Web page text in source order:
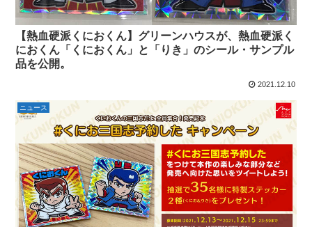
【熱血硬派くにおくん】グリーンハウスが、熱血硬派く
におくん「くにおくん」と「りき」のシール・サンプル
品を公開。
2021.12.10
ニュース